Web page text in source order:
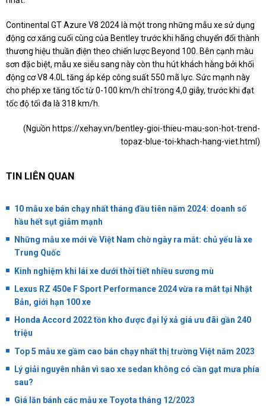
Continental GT Azure V8 2024 là một trong những mẫu xe sử dụng
động cơ xăng cuối cùng của Bentley trước khi hãng chuyển đổi thành
thương hiệu thuần điện theo chiến lược Beyond 100. Bên cạnh màu
sơn đặc biệt, mẫu xe siêu sang này còn thu hút khách hàng bởi khối
động cơ V8 4.0L tăng áp kép công suất 550 mã lực. Sức mạnh này
cho phép xe tăng tốc từ 0-100 km/h chỉ trong 4,0 giây, trước khi đạt
tốc độ tối đa là 318 km/h.
(Nguồn https://xehay.vn/bentley-gioi-thieu-mau-son-hot-trend-
topaz-blue-toi-khach-hang-viet.html )
TIN LIÊN QUAN
10 mẫu xe bán chạy nhất tháng đầu tiên năm 2024: doanh số
hầu hết sụt giảm mạnh
Những mẫu xe mới về Việt Nam chờ ngày ra mắt: chủ yếu là xe
Trung Quốc
Kinh nghiệm khi lái xe dưới thời tiết nhiều sương mù
Lexus RZ 450e F Sport Performance 2024 vừa ra mắt tại Nhật
Bản, giới hạn 100 xe
Honda Accord 2022 tồn kho được đại lý xả giá ưu đãi gần 240
triệu
Top 5 mẫu xe gầm cao bán chạy nhất thị trường Việt năm 2023
Lý giải nguyên nhân vì sao xe sedan không có cần gạt mưa phía
sau?
Giá lăn bánh các mẫu xe Toyota tháng 12/2023